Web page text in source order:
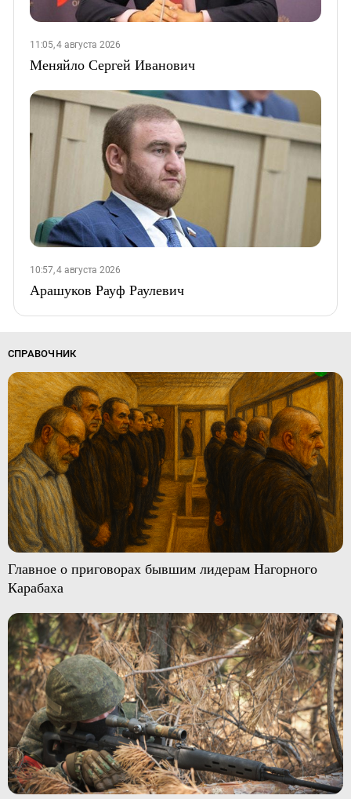
11:05, 4 августа 2026
Меняйло Сергей Иванович
10:57, 4 августа 2026
Арашуков Рауф Раулевич
СПРАВОЧНИК
Главное о приговорах бывшим лидерам Нагорного
Карабаха